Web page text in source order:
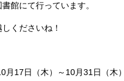
館にて行っています。
くださいね！
17日（木）～10月31日（木）